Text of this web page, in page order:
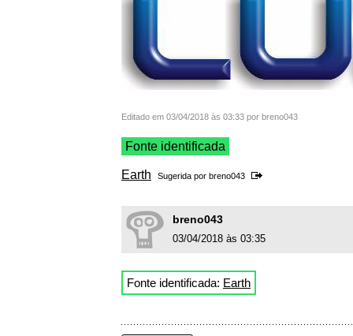
Editado em 03/04/2018 às 03:33 por breno043
Fonte identificada
Earth Sugerida por breno043
breno043
03/04/2018 às 03:35
Fonte identificada: Earth